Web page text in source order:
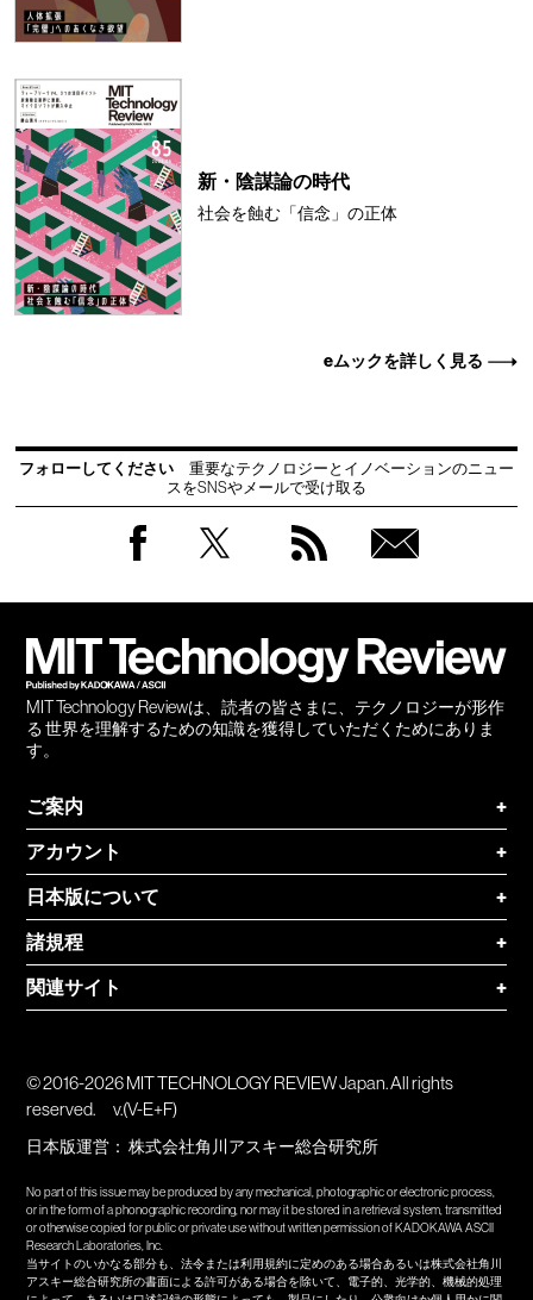
新・陰謀論の時代
社会を蝕む「信念」の正体
eムックを詳しく見る
フォローしてください
重要なテクノロジーとイノベーションのニュー
スをSNSやメールで受け取る
MIT Technology Reviewは、読者の皆さまに、テクノロジーが形作
る 世界を理解するための知識を獲得していただくためにありま
す。
ご案内
+
アカウント
+
日本版について
+
諸規程
+
関連サイト
+
© 2016-2026 MIT TECHNOLOGY REVIEW Japan. All rights
reserved.
v.(V-E+F)
日本版運営：株式会社角川アスキー総合研究所
No part of this issue may be produced by any mechanical, photographic or electronic process,
or in the form of a phonographic recording, nor may it be stored in a retrieval system, transmitted
or otherwise copied for public or private use without written permission of KADOKAWA ASCII
Research Laboratories, Inc.
当サイトのいかなる部分も、法令または利用規約に定めのある場合あるいは株式会社角川
アスキー総合研究所の書面による許可がある場合を除いて、電子的、光学的、機械的処理